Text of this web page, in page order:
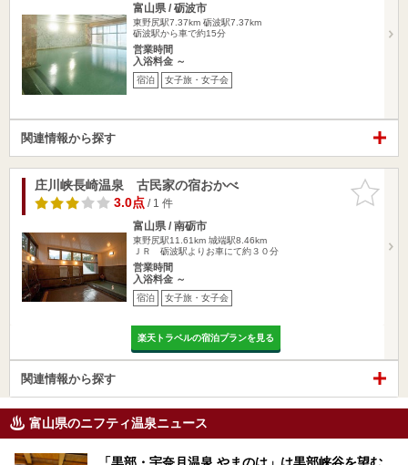
富山県 / 砺波市
東野尻駅7.37km 砺波駅7.37km
砺波駅から車で約15分
営業時間
入浴料金 ～
宿泊 女子旅・女子会
関連情報から探す
お気に入
りに追加
庄川峡長崎温泉 古民家の宿おかべ
3.0点/ 1 件
富山県 / 南砺市
東野尻駅11.61km 城端駅8.46km
ＪＲ 砺波駅よりお車にて約３０分
営業時間
入浴料金 ～
宿泊 女子旅・女子会
楽天トラベルの宿泊プランを見る
関連情報から探す
富山県のニフティ温泉ニュース
「黒部・宇奈月温泉 やまのは」は黒部峡谷を望む